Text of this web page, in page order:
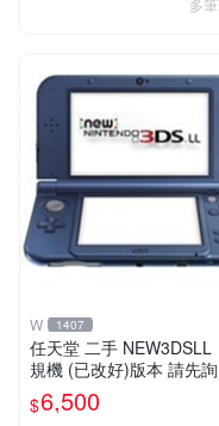
W 1407
任天堂 二手 NEW3DSLL
規機 (已改好)版本 請先
現貨勿直接下標
$6,500